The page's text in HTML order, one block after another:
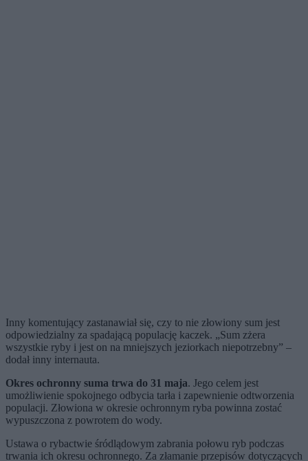
Inny komentujący zastanawiał się, czy to nie złowiony sum jest
odpowiedzialny za spadającą populację kaczek. „Sum zżera
wszystkie ryby i jest on na mniejszych jeziorkach niepotrzebny” –
dodał inny internauta.
Okres ochronny suma trwa do 31 maja. Jego celem jest
umożliwienie spokojnego odbycia tarła i zapewnienie odtworzenia
populacji. Złowiona w okresie ochronnym ryba powinna zostać
wypuszczona z powrotem do wody.
Ustawa o rybactwie śródlądowym zabrania połowu ryb podczas
trwania ich okresu ochronnego. Za złamanie przepisów dotyczących